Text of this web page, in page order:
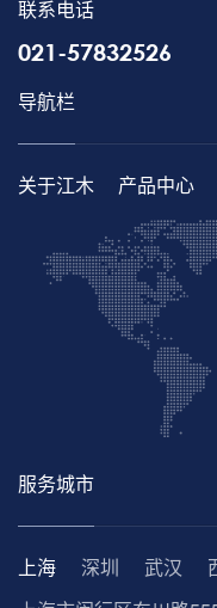
联系电话
021-57832526
导航栏
关于江木 产品中心
服务城市
上海 深圳 武汉